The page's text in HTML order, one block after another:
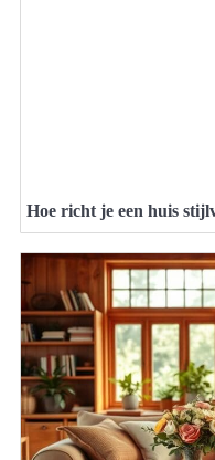
Hoe richt je een huis